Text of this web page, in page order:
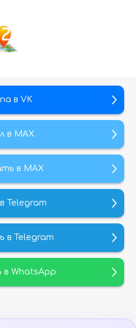
в VK
в МАХ
в MAX
Telegram
в Telegram
в WhatsApp